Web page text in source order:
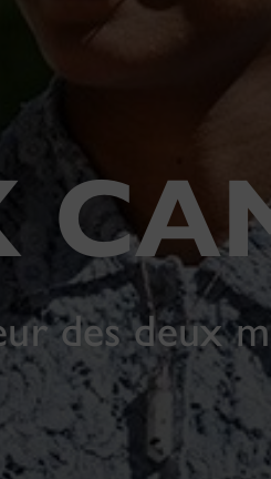
des deux